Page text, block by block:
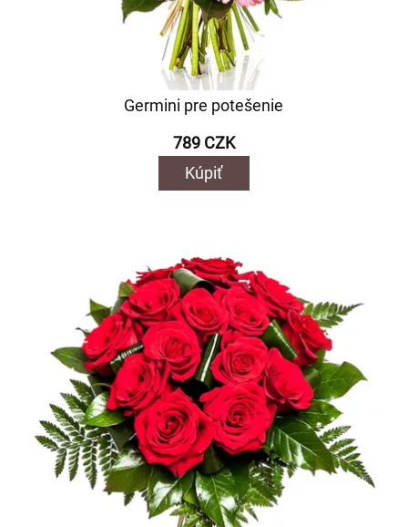
Germini pre potešenie
789 CZK
Kúpiť